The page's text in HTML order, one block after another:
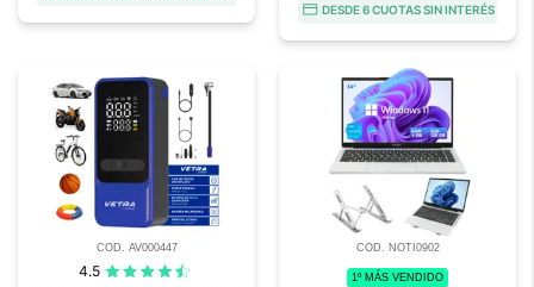
DESDE 6 CUOTAS SIN INTERÉS
COD. AV000447
4.5
COD. NOTI0902
1º MÁS VENDIDO